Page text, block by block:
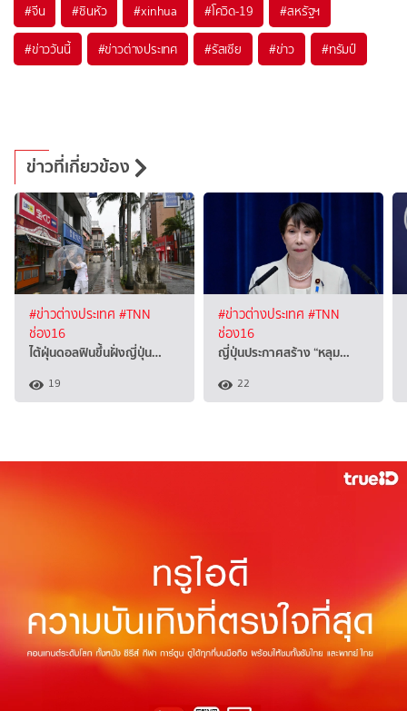
#จีน #ซินหัว #xinhua #โควิด-19 #สหรัฐฯ
#ข่าววันนี้ #ข่าวต่างประเทศ #รัสเซีย #ข่าว #ทรัมป์
ข่าวที่เกี่ยวข้อง
#ข่าวต่างประเทศ #TNN
ช่อง16
ไต้ฝุ่นดอลฟินขึ้นฝั่งญี่ปุ่น…
19
#ข่าวต่างประเทศ #TNN
ช่อง16
ญี่ปุ่นประกาศสร้าง “หลุม…
22